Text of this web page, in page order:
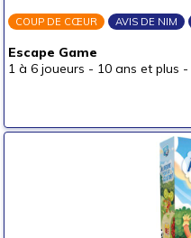
COUP DE CŒUR AVIS DE NIM
Escape Game
1 à 6 joueurs - 10 ans et plus -